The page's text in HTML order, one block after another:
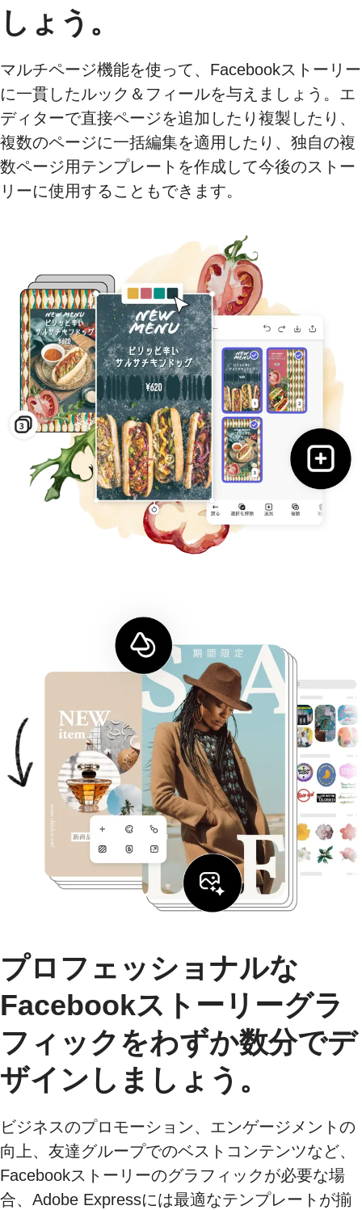
しょう。
マルチページ機能を使って、Facebookストーリー
に一貫したルック＆フィールを与えましょう。エ
ディターで直接ページを追加したり複製したり、
複数のページに一括編集を適用したり、独自の複
数ページ用テンプレートを作成して今後のストー
リーに使用することもできます。
プロフェッショナルな
Facebookストーリーグラ
フィックをわずか数分でデ
ザインしましょう。
ビジネスのプロモーション、エンゲージメントの
向上、友達グループでのベストコンテンツなど、
Facebookストーリーのグラフィックが必要な場
合、Adobe Expressには最適なテンプレートが揃